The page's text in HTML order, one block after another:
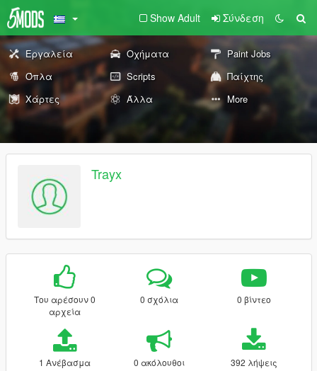
Show Adult Σύνδεση
Εργαλεία Οχήματα
Paint Jobs
Όπλα
Scripts
Παίχτης
Χάρτες
Άλλα More
Trayx
Του αρέσουν 0
αρχεία
0 σχόλια 0 βίντεο
1 Ανέβασμα 0 ακόλουθοι 392 λήψεις